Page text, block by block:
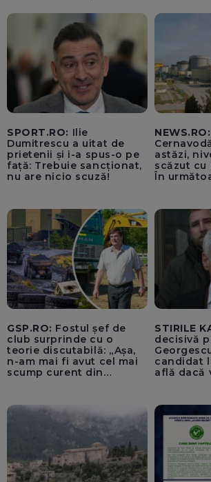
SPORT.RO: Ilie
Dumitrescu a uitat de
prietenii și i-a spus-o pe
față: Trebuie sancționat,
nu are nicio scuză!
NEWS.RO:
astăzi,
scăzut
În
luăm în
barjele
GSP.RO: Fostul șef de
club surprinde cu o
teorie discutabilă: „Așa,
n-am mai fi avut cel mai
scump curent din
STIRILE
decisivă
candidat
află dacă